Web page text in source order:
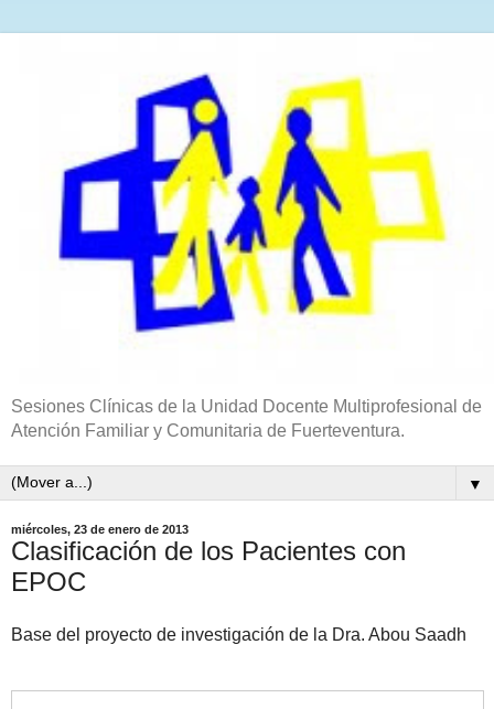
Sesiones Clínicas de la Unidad Docente Multiprofesional de
Atención Familiar y Comunitaria de Fuerteventura.
▼
miércoles, 23 de enero de 2013
Clasificación de los Pacientes con
EPOC
Base del proyecto de investigación de la Dra. Abou Saadh